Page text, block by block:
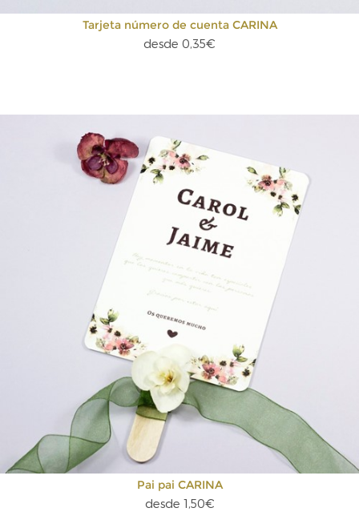
Tarjeta número de cuenta CARINA
desde 0,35€
Pai pai CARINA
desde 1,50€